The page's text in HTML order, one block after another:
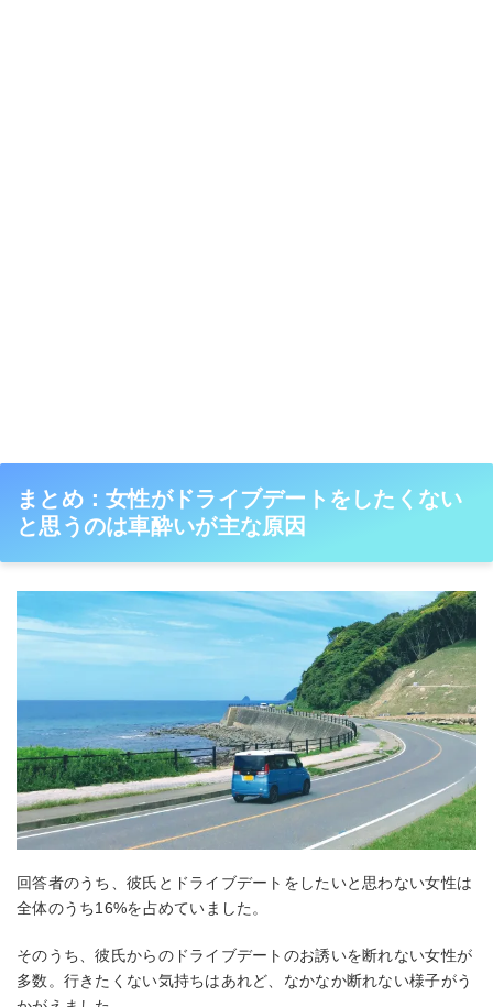
まとめ：女性がドライブデートをしたくない
と思うのは車酔いが主な原因
回答者のうち、彼氏とドライブデートをしたいと思わない女性は
全体のうち16%を占めていました。
そのうち、彼氏からのドライブデートのお誘いを断れない女性が
多数。行きたくない気持ちはあれど、なかなか断れない様子がう